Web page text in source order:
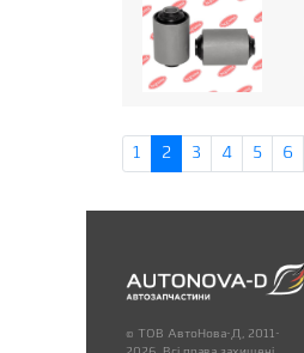
1 2 3 4 5 6
© ТОВ АвтоНова-Д, 2011-